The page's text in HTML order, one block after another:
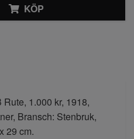
KÖP
1.000 kr, 1918,
Bransch: Stenbruk,
29 cm.